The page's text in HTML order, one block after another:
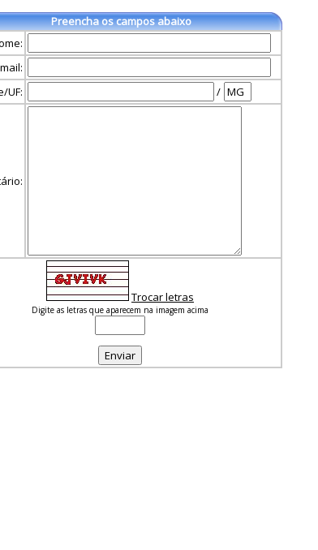
Preencha os campos abaixo
UF:
/
Trocar letras
Digite as letras que aparecem na imagem acima